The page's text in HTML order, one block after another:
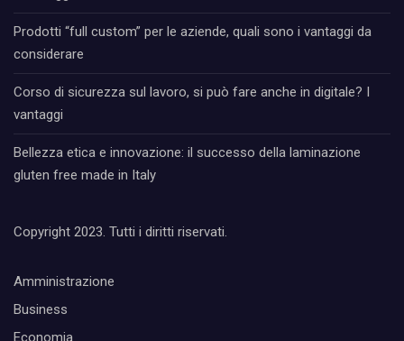
Prodotti “full custom” per le aziende, quali sono i vantaggi da
considerare
Corso di sicurezza sul lavoro, si può fare anche in digitale? I
vantaggi
Bellezza etica e innovazione: il successo della laminazione
gluten free made in Italy
Copyright 2023. Tutti i diritti riservati.
Amministrazione
Business
Economia